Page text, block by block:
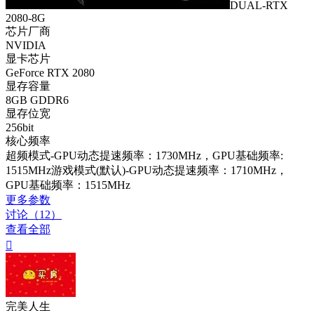
DUAL-RTX
2080-8G
芯片厂商
NVIDIA
显卡芯片
GeForce RTX 2080
显存容量
8GB GDDR6
显存位宽
256bit
核心频率
超频模式-GPU动态提速频率：1730MHz，GPU基础频率:
1515MHz游戏模式(默认)-GPU动态提速频率：1710MHz，
GPU基础频率：1515MHz
更多参数
讨论（12）
查看全部

完美人生